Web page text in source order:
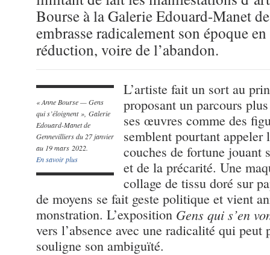
Bourse à la Galerie Edouard-Manet
embrasse radicalement son époque
réduction, voire de l’abandon.
« Anne Bourse — Gens
qui s’éloignent », Galerie
Edouard-Manet de
Gennevilliers du 27 janvier
au 19 mars 2022.
En savoir plus
L’artiste fait un sort au
proposant un parcours
ses œuvres comme des
semblent pourtant appeler
couches de fortune jouant
et de la précarité. Une
collage de tissu doré sur
de moyens se fait geste politique et vient
monstration. L’exposition Gens qui s’en
vers l’absence avec une radicalité qui peut
souligne son ambiguïté.